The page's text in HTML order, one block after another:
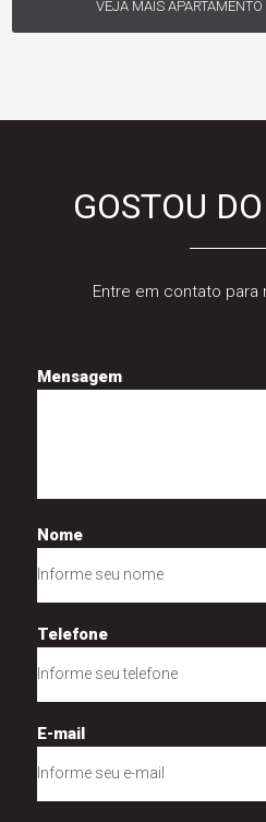
VEJA MAIS
GOSTOU
Entre em contato para
Mensagem
Nome
Telefone
E-mail